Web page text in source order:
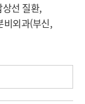
선 질환,
외과(부신,